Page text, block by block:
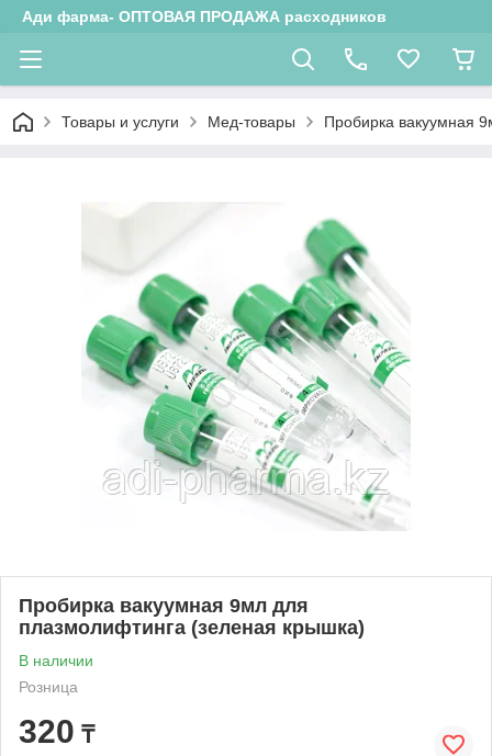
Ади фарма- ОПТОВАЯ ПРОДАЖА расходников
Товары и услуги Мед-товары Пробирка вакуумная
Пробирка вакуумная 9мл для
плазмолифтинга (зеленая крышка)
В наличии
Розница
320 ₸